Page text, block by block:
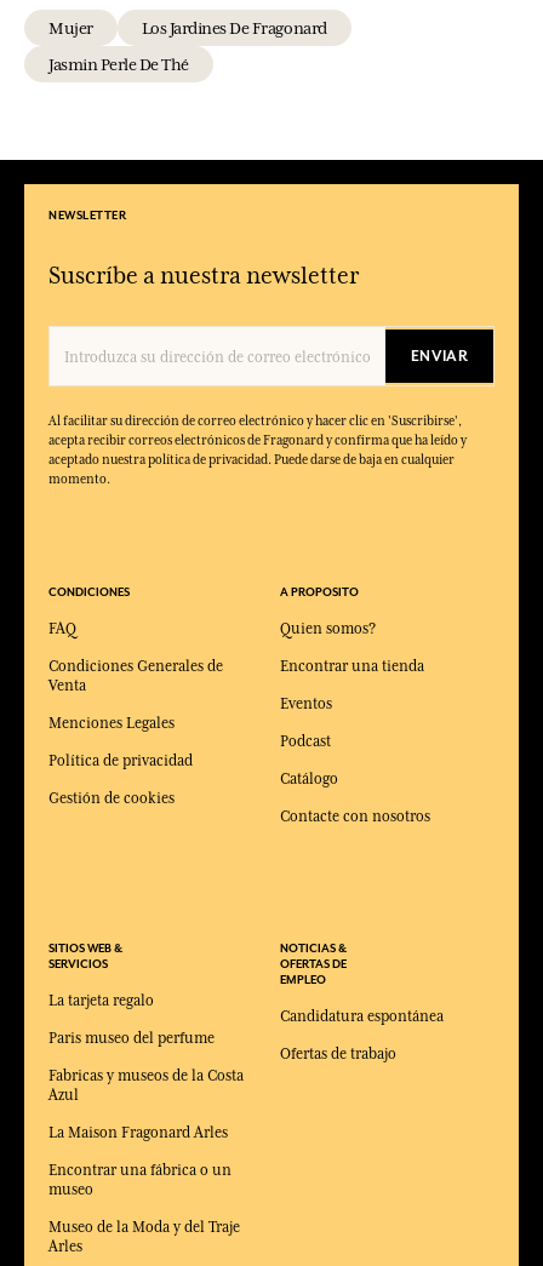
Mujer
Los Jardines De Fragonard
Jasmin Perle De Thé
NEWSLETTER
Suscríbe a nuestra newsletter
ENVIAR
Al facilitar su dirección de correo electrónico y hacer clic en 'Suscribirse',
acepta recibir correos electrónicos de Fragonard y confirma que ha leído y
aceptado nuestra política de privacidad. Puede darse de baja en cualquier
momento.
CONDICIONES
FAQ
Condiciones Generales de
Venta
Menciones Legales
Política de privacidad
Gestión de cookies
SITIOS WEB &
SERVICIOS
La tarjeta regalo
Paris museo del perfume
Fabricas y museos de la Costa
Azul
La Maison Fragonard Arles
Encontrar una fábrica o un
museo
Museo de la Moda y del Traje
Arles
A PROPOSITO
Quien somos?
Encontrar una tienda
Eventos
Podcast
Catálogo
Contacte con nosotros
NOTICIAS &
OFERTAS DE
EMPLEO
Candidatura espontánea
Ofertas de trabajo